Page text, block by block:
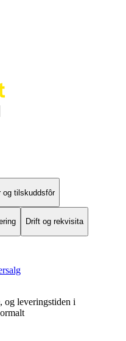
og tilskuddsfôr
Drift og rekvisita
og leveringstiden i